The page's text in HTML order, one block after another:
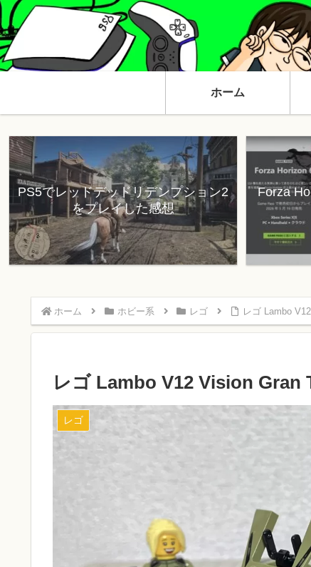
ホーム
PS5でレッドデッドリデンプション2
をプレイした感想
Forza
ホーム ホビー系 レゴ レゴ Lambo
レゴ Lambo V12 Vision Gran
レゴ